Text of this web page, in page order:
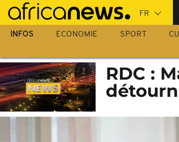
Passer
au
contenu
INFOS ECONOMIE SPORT
RDC :